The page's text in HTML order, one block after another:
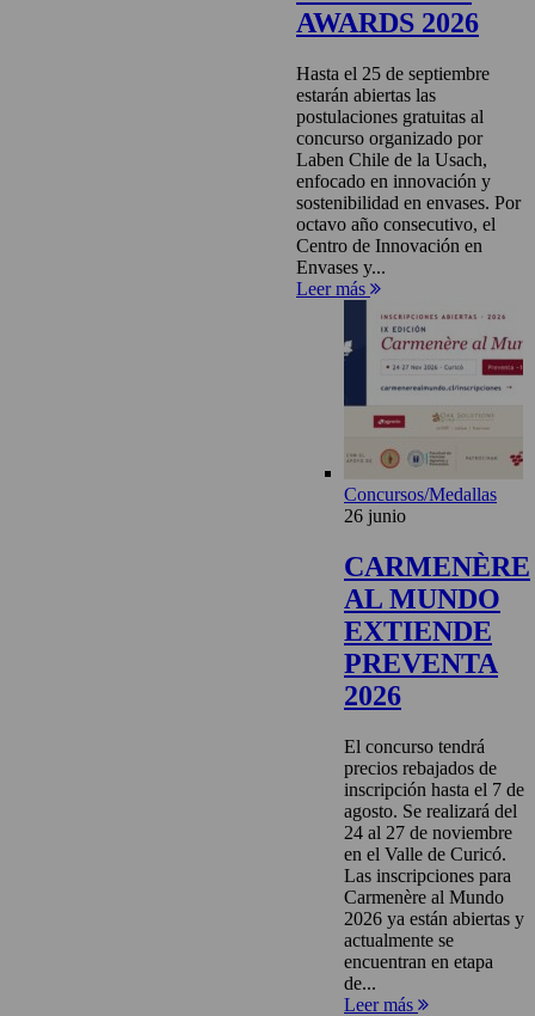
AWARDS 2026
Hasta el 25 de septiembre
estarán abiertas las
postulaciones gratuitas al
concurso organizado por
Laben Chile de la Usach,
enfocado en innovación y
sostenibilidad en envases. Por
octavo año consecutivo, el
Centro de Innovación en
Envases y...
Leer más
Concursos/Medallas
26 junio
CARMENÈRE
AL MUNDO
EXTIENDE
PREVENTA
2026
El concurso tendrá
precios rebajados de
inscripción hasta el 7 de
agosto. Se realizará del
24 al 27 de noviembre
en el Valle de Curicó.
Las inscripciones para
Carmenère al Mundo
2026 ya están abiertas y
actualmente se
encuentran en etapa
de...
Leer más